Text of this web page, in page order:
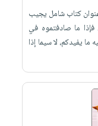
كتاب شامل يجيب
فإذا ما صادفتموه في
يفيدكم، لا سيما إذا